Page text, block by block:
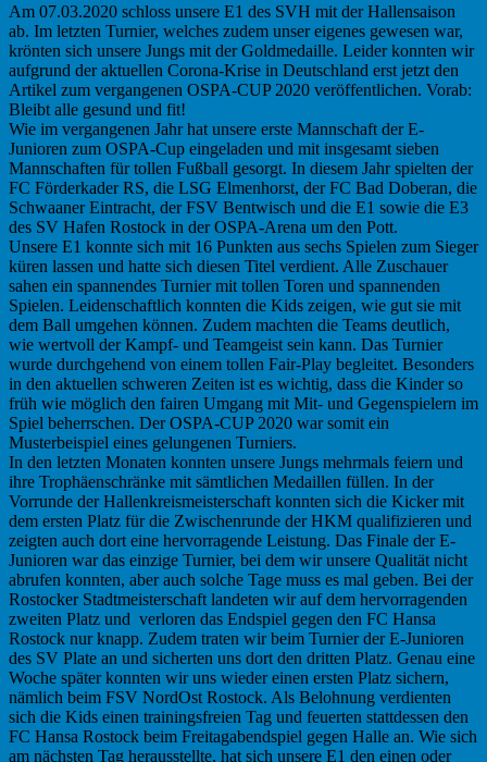
Am 07.03.2020 schloss unsere E1 des SVH mit der Hallensaison
ab. Im letzten Turnier, welches zudem unser eigenes gewesen war,
krönten sich unsere Jungs mit der Goldmedaille. Leider konnten wir
aufgrund der aktuellen Corona-Krise in Deutschland erst jetzt den
Artikel zum vergangenen OSPA-CUP 2020 veröffentlichen. Vorab:
Bleibt alle gesund und fit!
Wie im vergangenen Jahr hat unsere erste Mannschaft der E-
Junioren zum OSPA-Cup eingeladen und mit insgesamt sieben
Mannschaften für tollen Fußball gesorgt. In diesem Jahr spielten der
FC Förderkader RS, die LSG Elmenhorst, der FC Bad Doberan, die
Schwaaner Eintracht, der FSV Bentwisch und die E1 sowie die E3
des SV Hafen Rostock in der OSPA-Arena um den Pott.
Unsere E1 konnte sich mit 16 Punkten aus sechs Spielen zum Sieger
küren lassen und hatte sich diesen Titel verdient. Alle Zuschauer
sahen ein spannendes Turnier mit tollen Toren und spannenden
Spielen. Leidenschaftlich konnten die Kids zeigen, wie gut sie mit
dem Ball umgehen können. Zudem machten die Teams deutlich,
wie wertvoll der Kampf- und Teamgeist sein kann. Das Turnier
wurde durchgehend von einem tollen Fair-Play begleitet. Besonders
in den aktuellen schweren Zeiten ist es wichtig, dass die Kinder so
früh wie möglich den fairen Umgang mit Mit- und Gegenspielern im
Spiel beherrschen. Der OSPA-CUP 2020 war somit ein
Musterbeispiel eines gelungenen Turniers.
In den letzten Monaten konnten unsere Jungs mehrmals feiern und
ihre Trophäenschränke mit sämtlichen Medaillen füllen. In der
Vorrunde der Hallenkreismeisterschaft konnten sich die Kicker mit
dem ersten Platz für die Zwischenrunde der HKM qualifizieren und
zeigten auch dort eine hervorragende Leistung. Das Finale der E-
Junioren war das einzige Turnier, bei dem wir unsere Qualität nicht
abrufen konnten, aber auch solche Tage muss es mal geben. Bei der
Rostocker Stadtmeisterschaft landeten wir auf dem hervorragenden
zweiten Platz und verloren das Endspiel gegen den FC Hansa
Rostock nur knapp. Zudem traten wir beim Turnier der E-Junioren
des SV Plate an und sicherten uns dort den dritten Platz. Genau eine
Woche später konnten wir uns wieder einen ersten Platz sichern,
nämlich beim FSV NordOst Rostock. Als Belohnung verdienten
sich die Kids einen trainingsfreien Tag und feuerten stattdessen den
FC Hansa Rostock beim Freitagabendspiel gegen Halle an. Wie sich
am nächsten Tag herausstellte, hat sich unsere E1 den einen oder